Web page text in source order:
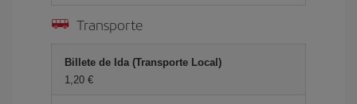
Transporte
Billete de Ida (Transporte Local)
1,20 €